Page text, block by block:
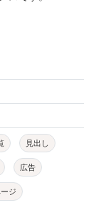
見出し
広告
ジ